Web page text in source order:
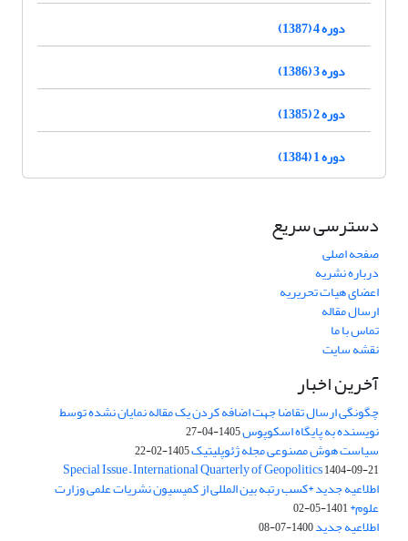
دوره 4 (1387)
دوره 3 (1386)
دوره 2 (1385)
دوره 1 (1384)
دسترسی سریع
صفحه اصلی
درباره نشریه
اعضای هیات تحریریه
ارسال مقاله
تماس با ما
نقشه سایت
آخرین اخبار
چگونگی ارسال تقاضا جهت اضافه کردن یک مقاله نمایان نشده توسط
نویسنده به پایگاه اسکوپوس1405-04-27
سیاست هوش مصنوعی مجله ژئوپلیتیک1405-02-22
Special Issue – International Quarterly of Geopolitics1404-09-21
اطلاعیه جدید *کسب رتبه بین المللی از کمیسیون نشریات علمی وزارت
علوم*1401-05-02
اطلاعیه جدید1400-07-08